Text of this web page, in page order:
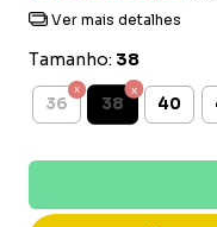
Ver mais detalhes
Tamanho: 38
36 38 40